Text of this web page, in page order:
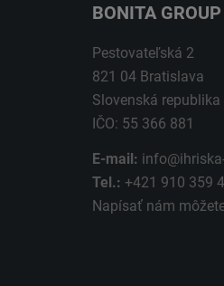
BONITA
Pestovateľská 2
821 04 Bratislava
Slovenská republika
IČO: 55 366 881
E-mail:
Tel.: +421 910 359
Napísať nám